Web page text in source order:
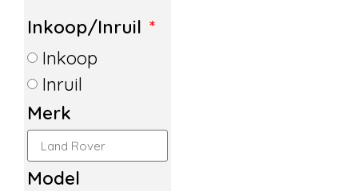
Inkoop/Inruil
Inkoop
Inruil
Merk
Model